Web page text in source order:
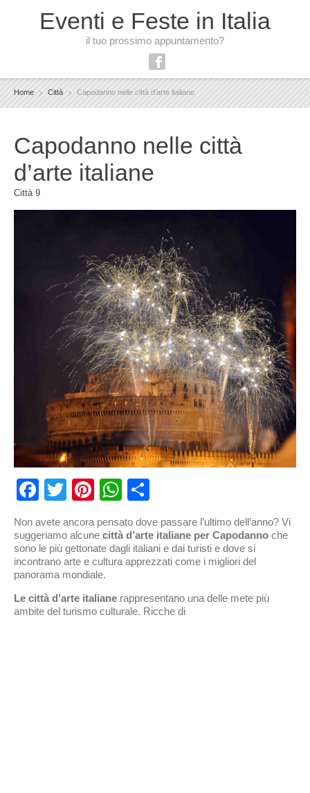
Eventi e Feste in Italia
il tuo prossimo appuntamento?
Home Città Capodanno nelle città d’arte italiane
Capodanno nelle città
d’arte italiane
Città 9
Facebook
TwitterPinterest
WhatsApp
Non avete ancora pensato dove passare l’ultimo dell’anno? Vi
suggeriamo alcune città d’arte italiane per Capodanno che
sono le più gettonate dagli italiani e dai turisti e dove si
incontrano arte e cultura apprezzati come i migliori del
panorama mondiale.
Le città d’arte italiane rappresentano una delle mete più
ambite del turismo culturale. Ricche di